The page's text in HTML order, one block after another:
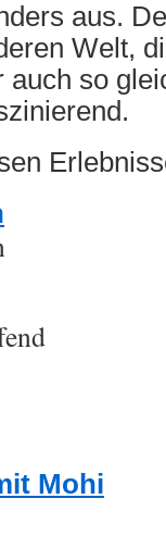
aus.
Welt,
auch so
Mohi